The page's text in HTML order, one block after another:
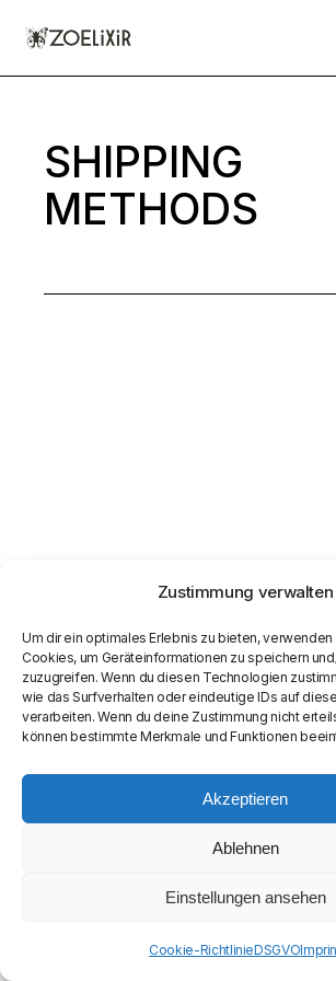
Zustimmung verwalten
Um dir ein optimales Erlebnis zu bieten,
Cookies, um Geräteinformationen zu speichern
zuzugreifen. Wenn du diesen Technologien
wie das Surfverhalten oder eindeutige IDs auf
verarbeiten. Wenn du deine Zustimmung nicht
können bestimmte Merkmale und Funktionen
Akzeptieren
Ablehnen
Einstellungen ansehen
Cookie-RichtlinieDSGVO
SHIPPING
METHODS